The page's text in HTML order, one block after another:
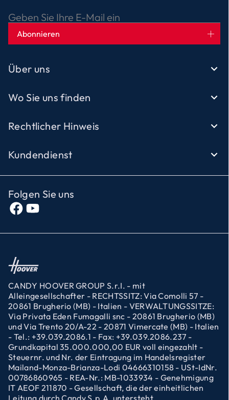
Geben Sie Ihre E-Mail ein
Abonnieren
Über uns
Wo Sie uns finden
Rechtlicher Hinweis
Kundendienst
Folgen Sie uns
CANDY HOOVER GROUP S.r.I. - mit
Alleingesellschafter - RECHTSSITZ: Via Comolli 57 -
20861 Brugherio (MB) - Italien - VERWALTUNGSSITZE:
Via Privata Eden Fumagalli snc - 20861 Brugherio (MB)
und Via Trento 20/A-22 - 20871 Vimercate (MB) - Italien
- Tel.: +39.039.2086.1 - Fax: +39.039.2086.237 -
Grundkapital 35.000.000,00 EUR voll eingezahlt -
Steuernr. und Nr. der Eintragung im Handelsregister
Mailand-Monza-Brianza-Lodi 04666310158 - USt-IdNr.
00786860965 - REA-Nr.: MB-1033934 - Genehmigung
IT AEOF 211870 - Gesellschaft, die der einheitlichen
Leitung durch Candy S.p.A. untersteht